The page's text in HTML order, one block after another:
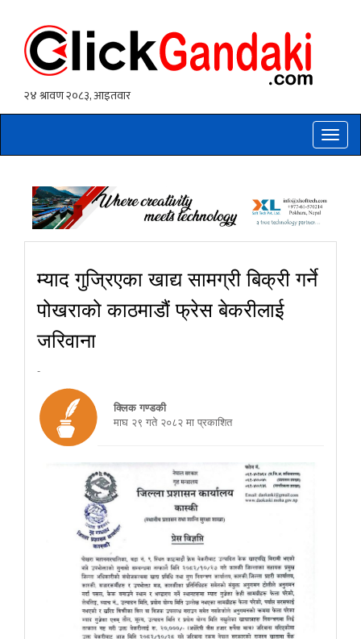
Toggle
म्याद गुज्रिएका खाद्य सामग्री बिक्री गर्ने
पोखराको काठमाडौं फ्रेस बेकरीलाई
जरिवाना
-
क्लिक गण्डकी
माघ २९ गते २०८२ मा प्रकाशित